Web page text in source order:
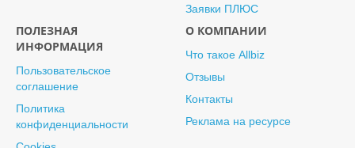
Заявки ПЛЮС
ПОЛЕЗНАЯ
ИНФОРМАЦИЯ
Пользовательское
соглашение
Политика
конфиденциальности
О КОМПАНИИ
Что такое Allbiz
Отзывы
Контакты
Реклама на ресурсе